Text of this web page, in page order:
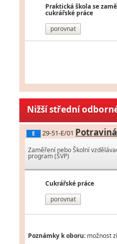
Praktická škola se
cukrářské práce
porovnat
Nižší střední
E 29-51-E/01
Zaměření nebo Školní
program (ŠVP)
Cukrářské práce
porovnat
Poznámky k oboru: možnost